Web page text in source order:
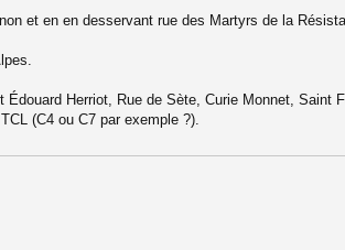
et en en desservant rue des Martyrs de la
Herriot, Rue de Sète, Curie Monnet, Saint
(C4 ou C7 par exemple ?).